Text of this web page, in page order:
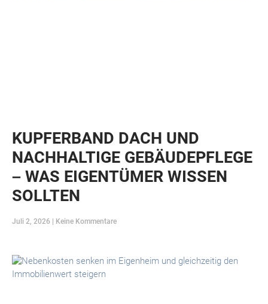
KUPFERBAND DACH UND
NACHHALTIGE GEBÄUDEPFLEGE
– WAS EIGENTÜMER WISSEN
SOLLTEN
Juli 2, 2026 Keine Kommentare